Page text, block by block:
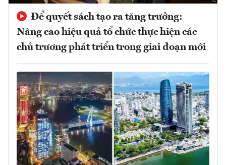
Để quyết sách tạo ra tăng trưởng:
Nâng cao hiệu quả tổ chức thực hiện các
chủ trương phát triển trong giai đoạn mới